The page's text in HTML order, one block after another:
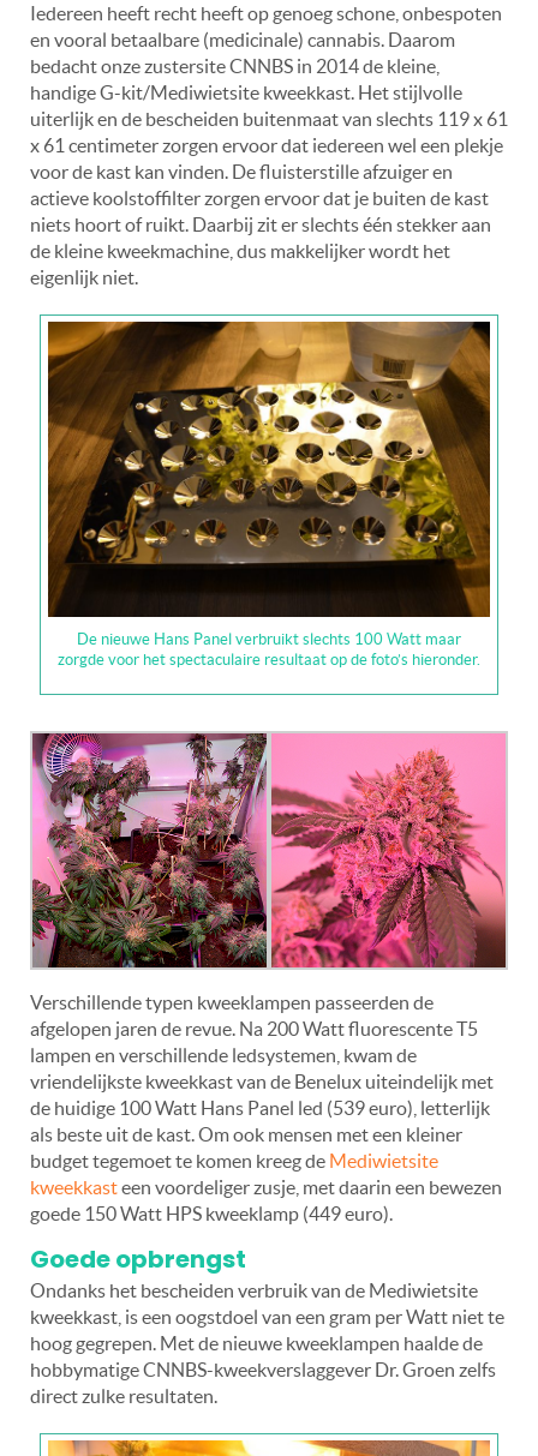
Iedereen heeft recht heeft op genoeg schone, onbespoten
en vooral betaalbare (medicinale) cannabis. Daarom
bedacht onze zustersite CNNBS in 2014 de kleine,
handige G-kit/Mediwietsite kweekkast. Het stijlvolle
uiterlijk en de bescheiden buitenmaat van slechts 119 x 61
x 61 centimeter zorgen ervoor dat iedereen wel een plekje
voor de kast kan vinden. De fluisterstille afzuiger en
actieve koolstoffilter zorgen ervoor dat je buiten de kast
niets hoort of ruikt. Daarbij zit er slechts één stekker aan
de kleine kweekmachine, dus makkelijker wordt het
eigenlijk niet.
De nieuwe Hans Panel verbruikt slechts 100 Watt maar
zorgde voor het spectaculaire resultaat op de foto’s hieronder.
Verschillende typen kweeklampen passeerden de
afgelopen jaren de revue. Na 200 Watt fluorescente T5
lampen en verschillende ledsystemen, kwam de
vriendelijkste kweekkast van de Benelux uiteindelijk met
de huidige 100 Watt Hans Panel led (539 euro), letterlijk
als beste uit de kast. Om ook mensen met een kleiner
budget tegemoet te komen kreeg de Mediwietsite
kweekkasteen voordeliger zusje, met daarin een bewezen
goede 150 Watt HPS kweeklamp (449 euro).
Goede opbrengst
Ondanks het bescheiden verbruik van de Mediwietsite
kweekkast, is een oogstdoel van een gram per Watt niet te
hoog gegrepen. Met de nieuwe kweeklampen haalde de
hobbymatige CNNBS-kweekverslaggever Dr. Groen zelfs
direct zulke resultaten.